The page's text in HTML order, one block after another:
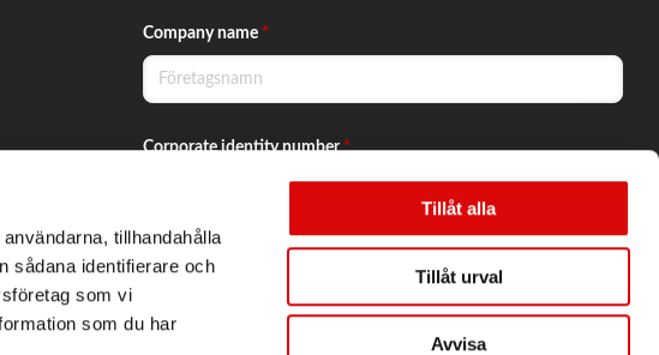
tillhandahålla
sådana identifierare och
som vi
som du har
Tillåt alla
Tillåt urval
Avvisa
Company name *
Corporate identity number*
Yes, I want to subscribe to the newsletter.